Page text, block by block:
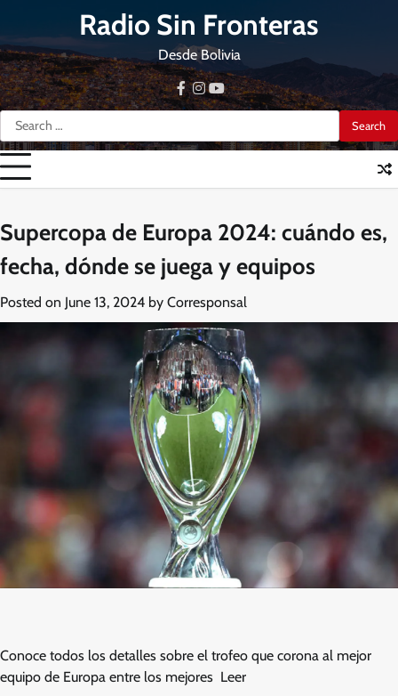
content
Radio Sin Fronteras
Desde Bolivia
Search
for:
facebook
instagram
youtube
Supercopa de Europa 2024: cuándo es,
fecha, dónde se juega y equipos
Posted on June 13, 2024 by Corresponsal
Conoce todos los detalles sobre el trofeo que corona al mejor
equipo de Europa entre los mejores Leer